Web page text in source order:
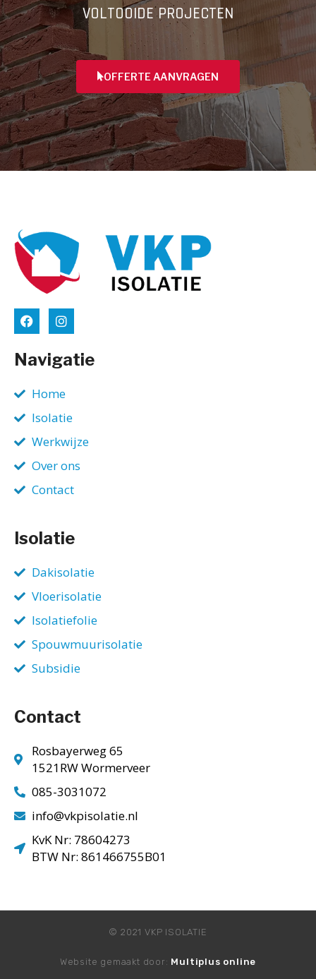
VOLTOOIDE PROJECTEN
OFFERTE AANVRAGEN
Navigatie
Home
Isolatie
Werkwijze
Over ons
Contact
Isolatie
Dakisolatie
Vloerisolatie
Isolatiefolie
Spouwmuurisolatie
Subsidie
Contact
Rosbayerweg 65
1521RW Wormerveer
085-3031072
info@vkpisolatie.nl
KvK Nr: 78604273
BTW Nr: 861466755B01
© 2021 VKP ISOLATIE
Website gemaakt door: Multiplus online